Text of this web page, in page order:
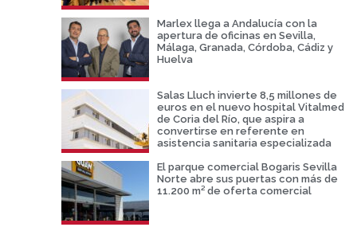
Marlex llega a Andalucía con la
apertura de oficinas en Sevilla,
Málaga, Granada, Córdoba, Cádiz y
Huelva
Salas Lluch invierte 8,5 millones de
euros en el nuevo hospital Vitalmed
de Coria del Río, que aspira a
convertirse en referente en
asistencia sanitaria especializada
El parque comercial Bogaris Sevilla
Norte abre sus puertas con más de
11.200 m² de oferta comercial